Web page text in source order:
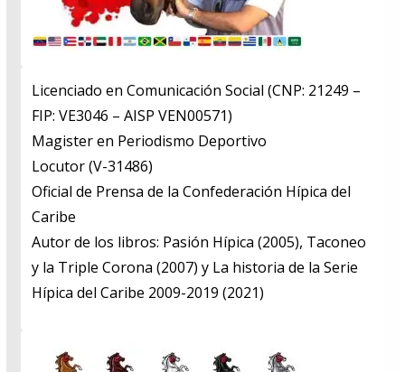
Licenciado en Comunicación Social (CNP: 21249 –
FIP: VE3046 – AISP VEN00571)
​Magister en Periodismo Deportivo
​Locutor (V-31486)
​Oficial de Prensa de la Confederación Hípica del
Caribe
​Autor de los libros: Pasión Hípica (2005), Taconeo
y la Triple Corona (2007) y La historia de la Serie
Hípica del Caribe 2009-2019 (2021)